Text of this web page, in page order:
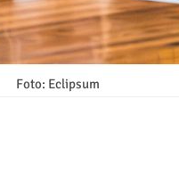
Foto: Eclipsum